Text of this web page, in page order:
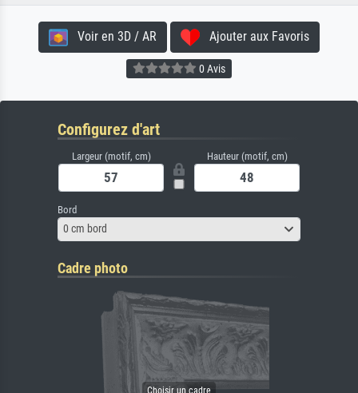
Voir en 3D / AR Ajouter aux Favoris
0 Avis
Configurez d'art
Largeur (motif, cm) Hauteur (motif, cm)
Bord
0 cm bord
Cadre photo